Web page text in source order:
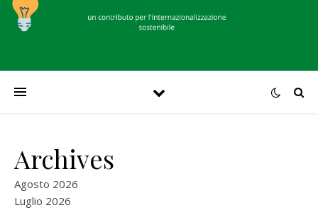
Archives
Agosto 2026
Luglio 2026